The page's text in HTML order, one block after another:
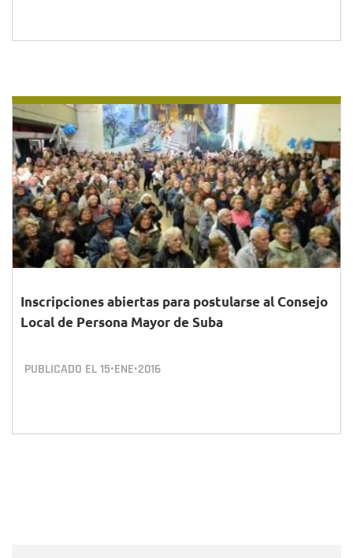
Inscripciones abiertas para postularse al Consejo
Local de Persona Mayor de Suba
PUBLICADO EL15•ENE•2016